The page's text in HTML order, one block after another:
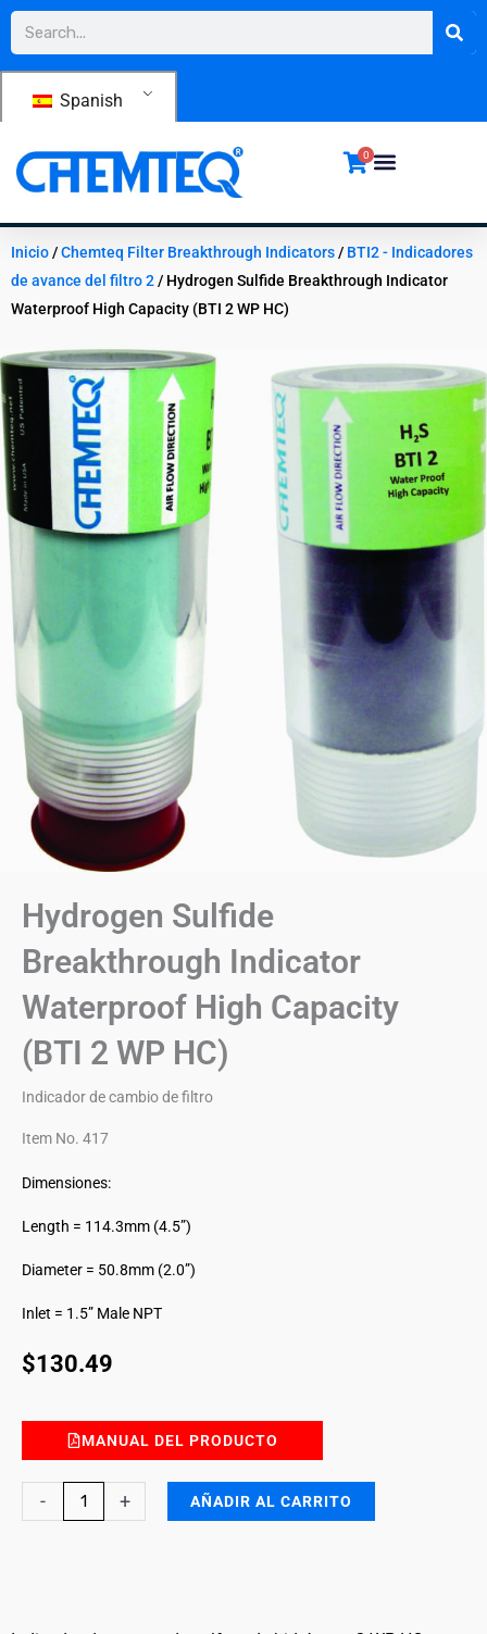
contenido
Buscar
Spanish
0
Inicio/Chemteq Filter Breakthrough Indicators/ BTI2 - Indicadores
de avance del filtro 2/ Hydrogen Sulfide Breakthrough Indicator
Waterproof High Capacity (BTI 2 WP HC)
Hydrogen Sulfide
Breakthrough Indicator
Waterproof High Capacity
(BTI 2 WP HC)
Indicador de cambio de filtro
Item No. 417
Dimensiones:
Length = 114.3mm (4.5”)
Diameter = 50.8mm (2.0”)
Inlet = 1.5” Male NPT
$130.49
MANUAL DEL PRODUCTO
-
Hydrogen
Sulfide
+ AÑADIR AL CARRITO